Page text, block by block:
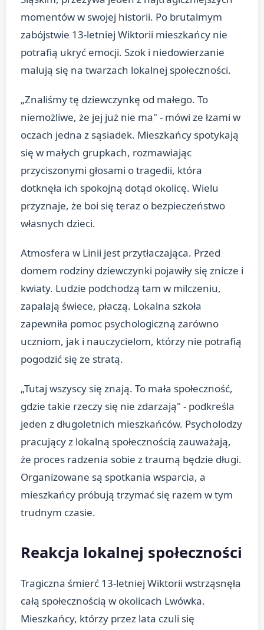
momentów w swojej historii. Po brutalmym
zabójstwie 13-letniej Wiktorii mieszkańcy nie
potrafią ukryć emocji. Szok i niedowierzanie
malują się na twarzach lokalnej społeczności.
„Znaliśmy tę dziewczynkę od małego. To
niemożliwe, że jej już nie ma" - mówi ze łzami w
oczach jedna z sąsiadek. Mieszkańcy spotykają
się w małych grupkach, rozmawiając
przyciszonymi głosami o tragedii, która
dotknęła ich spokojną dotąd okolicę. Wielu
przyznaje, że boi się teraz o bezpieczeństwo
własnych dzieci.
Atmosfera w Linii jest przytłaczająca. Przed
domem rodziny dziewczynki pojawiły się znicze i
kwiaty. Ludzie podchodzą tam w milczeniu,
zapalają świece, płaczą. Lokalna szkoła
zapewniła pomoc psychologiczną zarówno
uczniom, jak i nauczycielom, którzy nie potrafią
pogodzić się ze stratą.
„Tutaj wszyscy się znają. To mała społeczność,
gdzie takie rzeczy się nie zdarzają" - podkreśla
jeden z długoletnich mieszkańców. Psycholodzy
pracujący z lokalną społecznością zauważają,
że proces radzenia sobie z traumą będzie długi.
Organizowane są spotkania wsparcia, a
mieszkańcy próbują trzymać się razem w tym
trudnym czasie.
Reakcja lokalnej społeczności
Tragiczna śmierć 13-letniej Wiktorii wstrząsnęła
całą społecznością w okolicach Lwówka.
Mieszkańcy, którzy przez lata czuli się